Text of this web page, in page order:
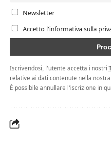
Newsletter
Accetto l'informativa sulla
Iscrivendosi, l'utente accetta i nostri
relative ai dati contenute nella nostra
È possibile annullare l'iscrizione in